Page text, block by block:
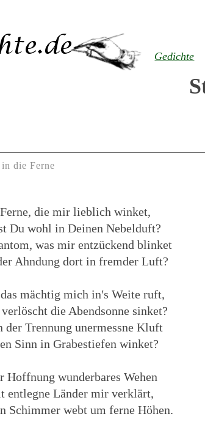
Gedichte
in die Ferne
die mir lieblich winket,
Du wohl in Deinen Nebelduft?
was mir entzückend blinket
Ahndung dort in fremder Luft?
das mächtig mich in′s Weite ruft,
die Abendsonne sinket?
der Trennung unermessne Kluft
Sinn in Grabestiefen winket?
Hoffnung wunderbares Wehen
entlegne Länder mir verklärt,
Schimmer webt um ferne Höhen.